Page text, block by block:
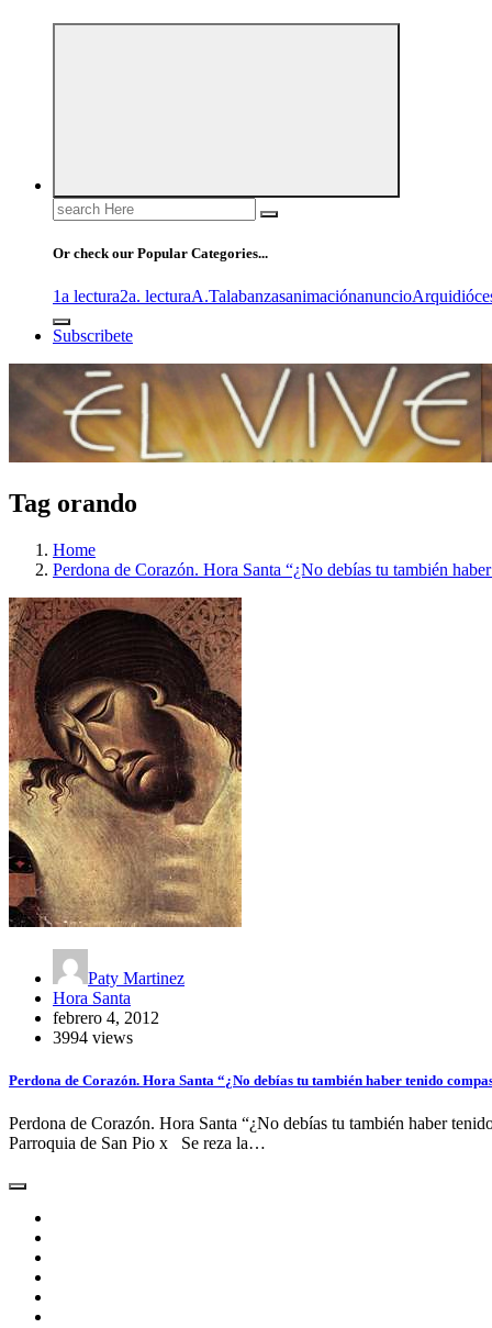
Search
for:
Or check our Popular Categories...
1a lectura2a. lecturaA.Talabanzasanimaciónanuncio
Subscribete
Tag orando
Home
Perdona de Corazón. Hora Santa “¿No debías tu también
Paty Martinez
Hora Santa
febrero 4, 2012
3994 views
Perdona de Corazón. Hora Santa “¿No debías tu también haber tenido
Perdona de Corazón. Hora Santa “¿No debías tu también haber
Parroquia de San Pio x Se reza la…